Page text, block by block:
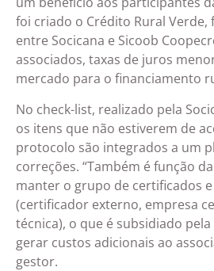
foi criado o Crédito Rural
entre Socicana e Sicoob
associados, taxas de juros
mercado para o financiamento
No check-list, realizado pela
os itens que não estiverem de
protocolo são integrados a um
correções. “Também é função
manter o grupo de certificados
(certificador externo, empresa
técnica), o que é subsidiado
gerar custos adicionais ao
gestor.